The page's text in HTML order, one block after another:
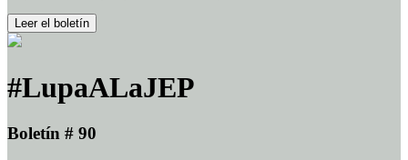
Leer el boletín
#LupaALaJEP
Boletín # 90